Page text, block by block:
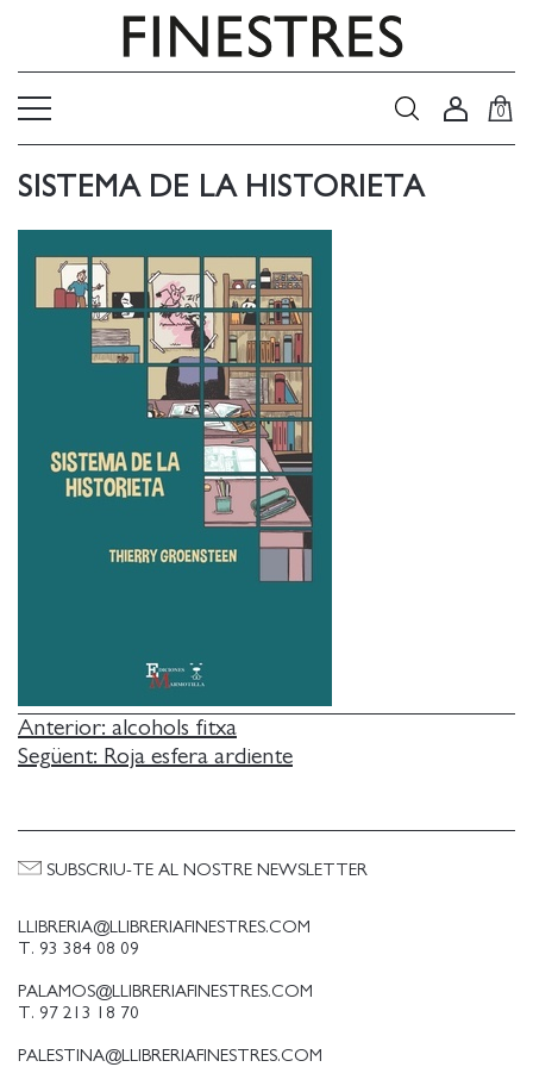
0
SISTEMA DE LA HISTORIETA
NAVEGACIÓ
D'ENTRADES
Anterior: alcohols fitxa
Següent: Roja esfera ardiente
LLIBRERIA@LLIBRERIAFINESTRES.COM
T. 93 384 08 09
PALAMOS@LLIBRERIAFINESTRES.COM
T. 97 213 18 70
PALESTINA@LLIBRERIAFINESTRES.COM
SUBSCRIU-TE AL NOSTRE NEWSLETTER